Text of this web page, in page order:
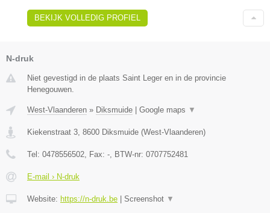
BEKIJK VOLLEDIG PROFIEL
N-druk
Niet gevestigd in de plaats Saint Leger en in de provincie
Henegouwen.
West-Vlaanderen » Diksmuide | Google maps ▼
Kiekenstraat 3 8600 Diksmuide (West-Vlaanderen)
Tel: 0478556502 , Fax: - , BTW-nr: 0707752481
E-mail › N-druk
Website: https://n-druk.be | Screenshot ▼